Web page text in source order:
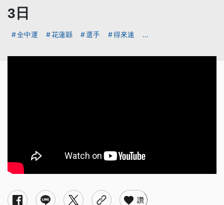
3日
全中運 花蓮縣 選手 得來速 ...
讚